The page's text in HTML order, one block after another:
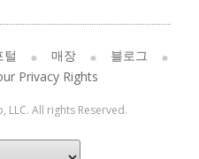
털 매장
블로그
Privacy Rights
All rights Reserved.